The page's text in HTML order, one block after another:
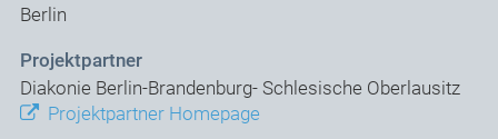
Berlin
Projektpartner
Diakonie Berlin-Brandenburg- Schlesische Oberlausitz
Projektpartner Homepage